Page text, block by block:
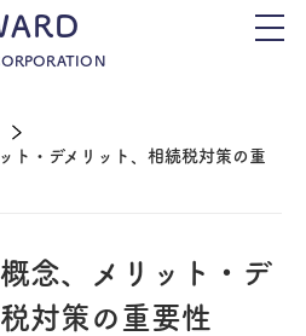
ト・デメリット、相続税対策の重
念、メリット・デ
対策の重要性